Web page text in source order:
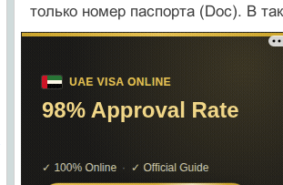
только номер паспорта (Doc). В